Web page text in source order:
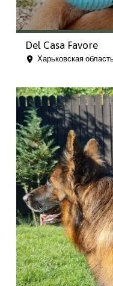
Del Casa Favore
Харьковская